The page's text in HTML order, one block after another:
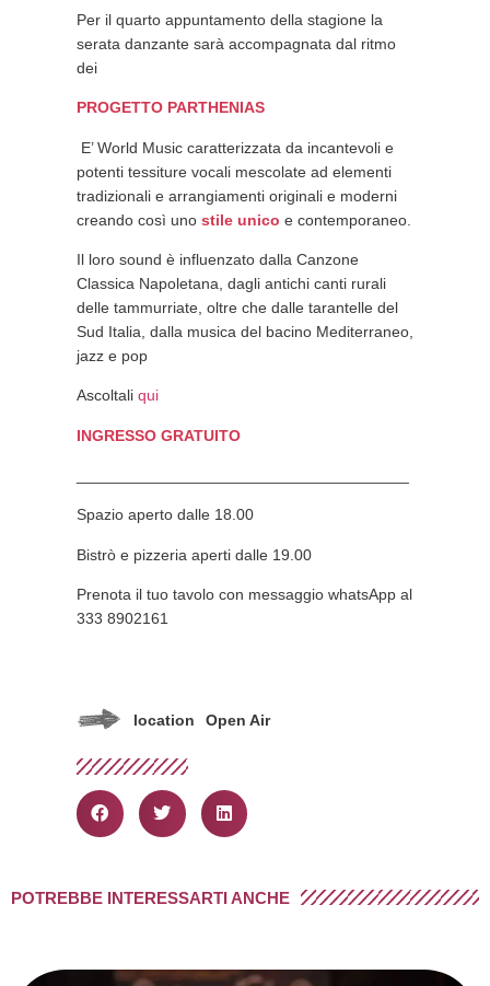
Per il quarto appuntamento della stagione la
serata danzante sarà accompagnata dal ritmo
dei
PROGETTO PARTHENIAS
E’ World Music caratterizzata da incantevoli e
potenti tessiture vocali mescolate ad elementi
tradizionali e arrangiamenti originali e moderni
creando così uno stile unico e contemporaneo.
Il loro sound è influenzato dalla Canzone
Classica Napoletana, dagli antichi canti rurali
delle tammurriate, oltre che dalle tarantelle del
Sud Italia, dalla musica del bacino Mediterraneo,
jazz e pop
Ascoltali qui
INGRESSO GRATUITO
Spazio aperto dalle 18.00
Bistrò e pizzeria aperti dalle 19.00
Prenota il tuo tavolo con messaggio whatsApp al
333 8902161
location Open Air
POTREBBE INTERESSARTI ANCHE